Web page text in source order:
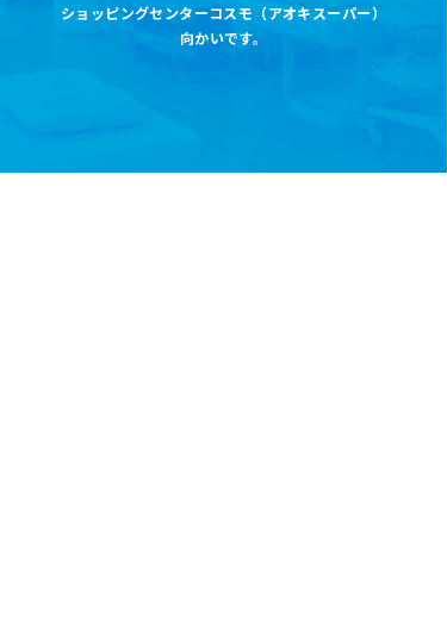
ショッピングセンターコスモ（アオキスーパー）
向かいです。